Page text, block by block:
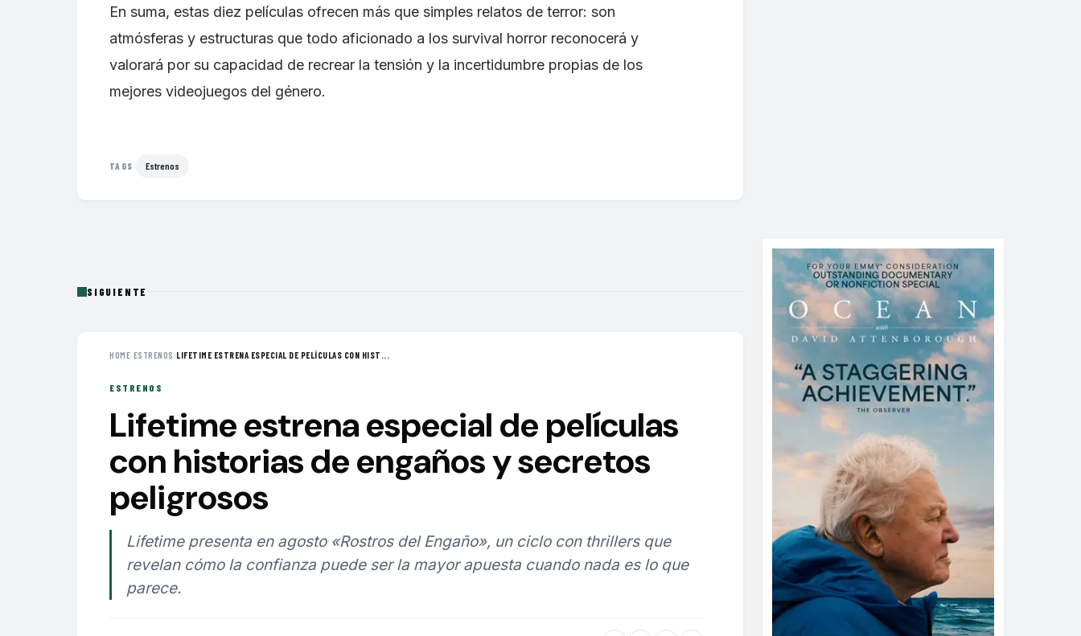
En suma, estas diez películas ofrecen más que simples relatos de terror: son
atmósferas y estructuras que todo aficionado a los survival horror reconocerá y
valorará por su capacidad de recrear la tensión y la incertidumbre propias de los
mejores videojuegos del género.
TAGS Estrenos
SIGUIENTE
HOME›ESTRENOS ›LIFETIME ESTRENA ESPECIAL DE PELÍCULAS CON HIST...
ESTRENOS
Lifetime estrena especial de películas
con historias de engaños y secretos
peligrosos
Lifetime presenta en agosto «Rostros del Engaño», un ciclo con thrillers que
revelan cómo la confianza puede ser la mayor apuesta cuando nada es lo que
parece.